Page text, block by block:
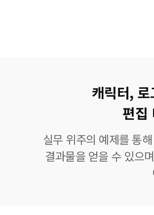
캐릭터,
편집
실무 위주의 예제를 통
결과물을 얻을 수 있으